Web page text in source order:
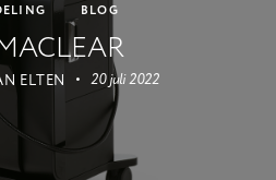
BLOG
ELTEN 20 juli 2022